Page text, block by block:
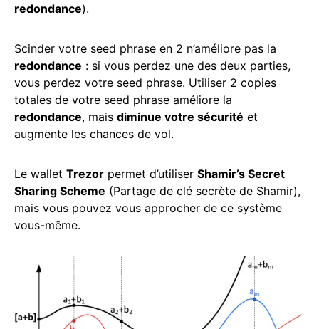
redondance).
Scinder votre seed phrase en 2 n’améliore pas la
redondance : si vous perdez une des deux parties,
vous perdez votre seed phrase. Utiliser 2 copies
totales de votre seed phrase améliore la
redondance, mais diminue votre sécurité et
augmente les chances de vol.
Le wallet Trezor permet d’utiliser Shamir’s Secret
Sharing Scheme (Partage de clé secrète de Shamir),
mais vous pouvez vous approcher de ce système
vous-même.